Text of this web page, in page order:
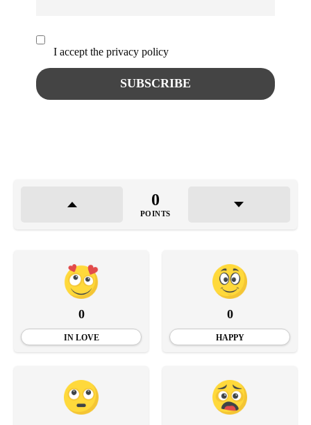
I accept the privacy policy
0
POINTS
0
IN LOVE
0
HAPPY